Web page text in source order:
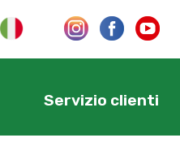
Servizio clienti